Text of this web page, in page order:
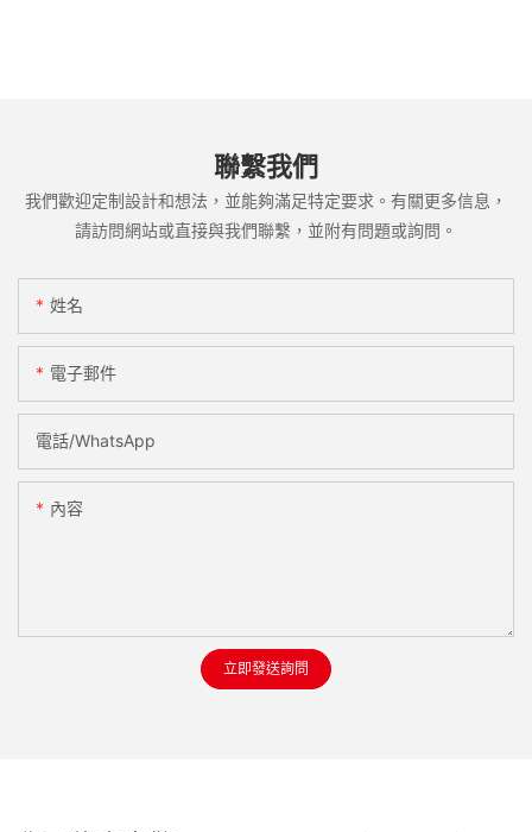
聯繫我們
我們歡迎定制設計和想法，並能夠滿足特定要求。有關更多信息，
請訪問網站或直接與我們聯繫，並附有問題或詢問。
姓名
電子郵件
電話/WhatsApp
內容
立即發送詢問